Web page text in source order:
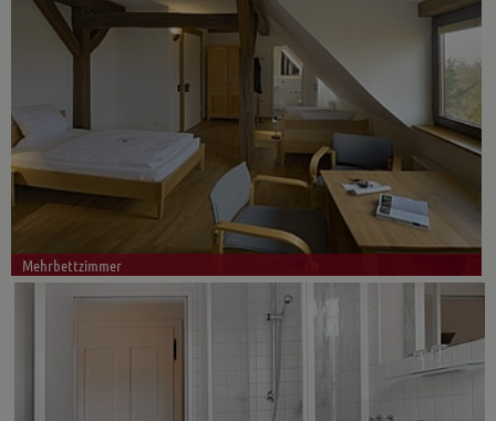
Mehrbettzimmer